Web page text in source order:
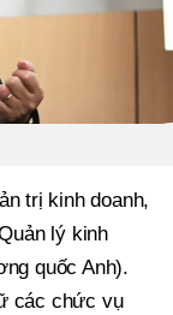
trị kinh doanh,
lý kinh
quốc Anh).
các chức vụ